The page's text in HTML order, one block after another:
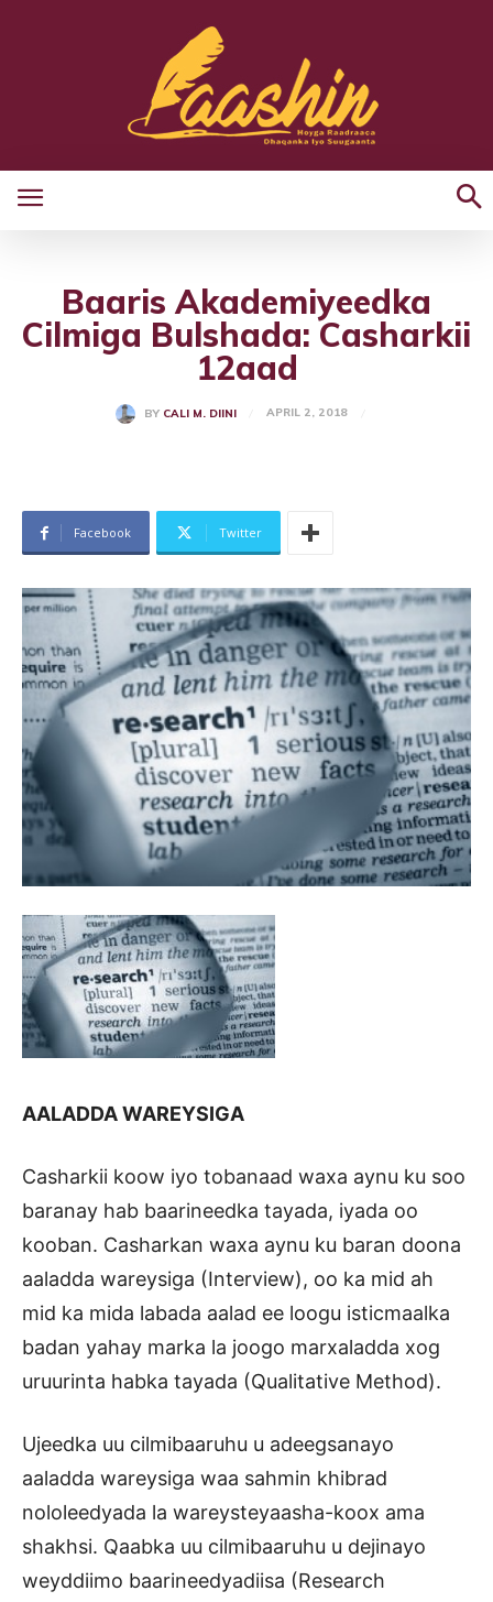
Baaris Akademiyeedka
Cilmiga Bulshada: Casharkii
12aad
BY CALI M. DIINI APRIL 2, 2018
Facebook Twitter
AALADDA WAREYSIGA
Casharkii koow iyo tobanaad waxa aynu ku soo
baranay hab baarineedka tayada, iyada oo
kooban. Casharkan waxa aynu ku baran doona
aaladda wareysiga (Interview), oo ka mid ah
mid ka mida labada aalad ee loogu isticmaalka
badan yahay marka la joogo marxaladda xog
uruurinta habka tayada (Qualitative Method).
Ujeedka uu cilmibaaruhu u adeegsanayo
aaladda wareysiga waa sahmin khibrad
nololeedyada la wareysteyaasha-koox ama
shakhsi. Qaabka uu cilmibaaruhu u dejinayo
weyddiimo baarineedyadiisa (Research